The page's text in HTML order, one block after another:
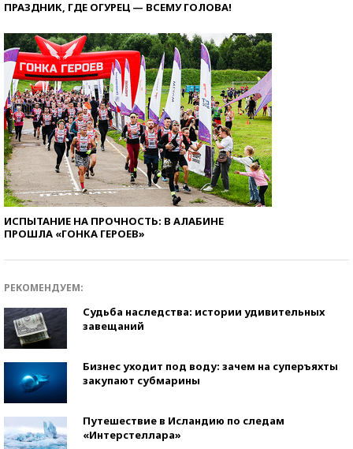
ПРАЗДНИК, ГДЕ ОГУРЕЦ — ВСЕМУ ГОЛОВА!
ИСПЫТАНИЕ НА ПРОЧНОСТЬ: В АЛАБИНЕ
ПРОШЛА «ГОНКА ГЕРОЕВ»
РЕКОМЕНДУЕМ:
Судьба наследства: истории удивительных
завещаний
Бизнес уходит под воду: зачем на суперъяхты
закупают субмарины
Путешествие в Исландию по следам
«Интерстеллара»